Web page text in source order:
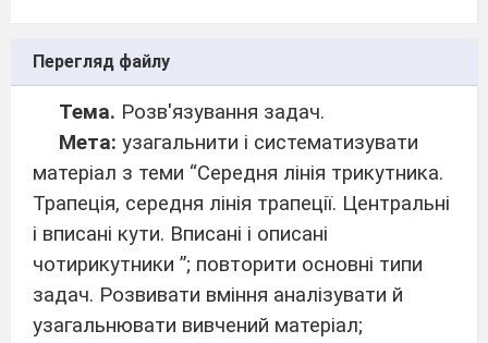
Перегляд файлу
Тема. Розв′язування задач.
Мета: узагальнити і систематизувати
матеріал з теми “Середня лінія трикутника.
Трапеція, середня лінія трапеції. Центральні
і вписані кути. Вписані і описані
чотирикутники ”; повторити основні типи
задач. Розвивати вміння аналізувати й
узагальнювати вивчений матеріал;